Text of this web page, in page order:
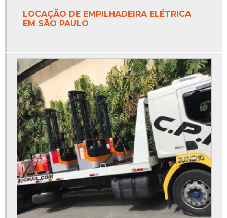
LOCAÇÃO DE EMPILHADEIRA ELÉTRICA
EM SÃO PAULO